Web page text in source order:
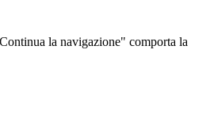
la navigazione" comporta la